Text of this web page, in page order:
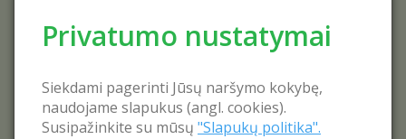
Privatumo nustatymai
Siekdami pagerinti Jūsų naršymo kokybę,
naudojame slapukus (angl. cookies).
Susipažinkite su mūsų "Slapukų politika".